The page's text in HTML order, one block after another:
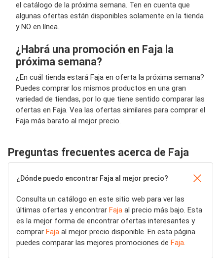
el catálogo de la próxima semana. Ten en cuenta que
algunas ofertas están disponibles solamente en la tienda
y NO en línea.
¿Habrá una promoción en Faja la
próxima semana?
¿En cuál tienda estará Faja en oferta la próxima semana?
Puedes comprar los mismos productos en una gran
variedad de tiendas, por lo que tiene sentido comparar las
ofertas en Faja. Vea las ofertas similares para comprar el
Faja más barato al mejor precio.
Preguntas frecuentes acerca de Faja
¿Dónde puedo encontrar Faja al mejor precio?
Consulta un catálogo en este sitio web para ver las
últimas ofertas y encontrar Faja al precio más bajo. Esta
es la mejor forma de encontrar ofertas interesantes y
comprar Faja al mejor precio disponible. En esta página
puedes comparar las mejores promociones de Faja.